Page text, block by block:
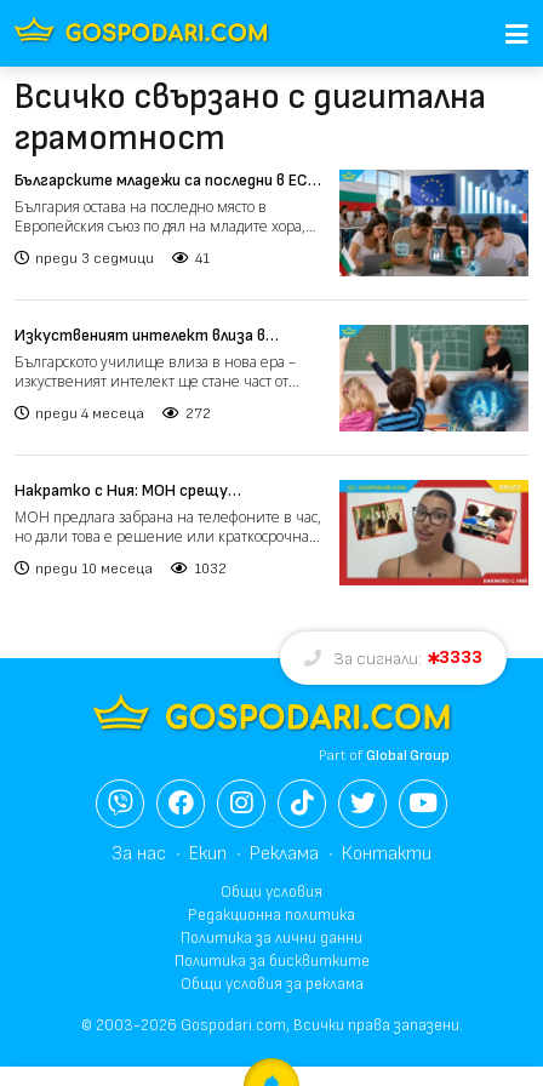
Всичко свързано с дигитална
грамотност
Българските младежи са последни в ЕС
по дигитални умения
България остава на последно място в
Европейския съюз по дял на младите хора,
преди 3 седмици 41
Изкуственият интелект влиза в
училище още от 1 клас
Българското училище влиза в нова ера –
изкуственият интелект ще стане част от
преди 4 месеца 272
Накратко с Ния: МОН срещу
смартфоните: решение или илюзия?
(видео)
МОН предлага забрана на телефоните в час,
но дали това е решение или краткосрочна
преди 10 месеца 1032
За сигнали: 3333
Part ofGlobal Group
За нас Екип Реклама Контакти
Общи условия
Редакционна политика
Политика за лични данни
Политика за бисквитките
Общи условия за реклама
© 2003-2026 Gospodari.com, Всички права запазени.